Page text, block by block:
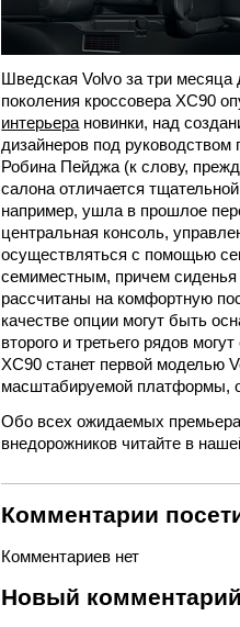
Шведская Volvo за три месяца
поколения кроссовера XC90
интерьера новинки, над
дизайнеров под руководством
Робина Пейджа (к слову,
салона отличается
например, ушла в прошлое
центральная консоль,
осуществляться с помощью
семиместным, причем сиденья
рассчитаны на комфортную
качестве опции могут быть
второго и третьего рядов
XC90 станет первой моделью
масштабируемой платформы,
Обо всех ожидаемых
внедорожников читайте в
Комментарии
Комментариев нет
Новый